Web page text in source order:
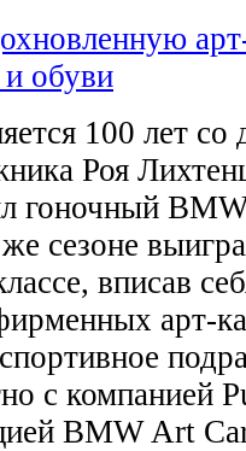
обуви
100 лет со
Роя
гоночный
сезоне
вписав
арт-
с компанией
BMW Art